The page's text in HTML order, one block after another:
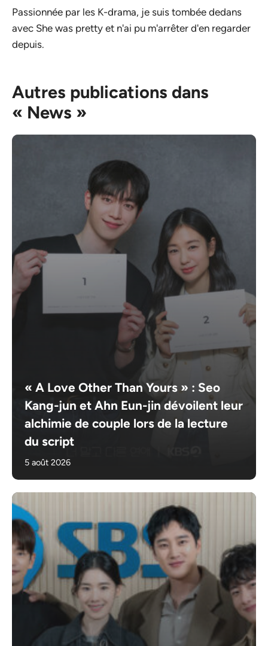
Passionnée par les K-drama, je suis tombée dedans
avec She was pretty et n'ai pu m'arrêter d'en regarder
depuis.
Autres publications dans
« News »
« A Love Other Than Yours » : Seo
Kang-jun et Ahn Eun-jin dévoilent leur
alchimie de couple lors de la lecture
du script
5 août 2026